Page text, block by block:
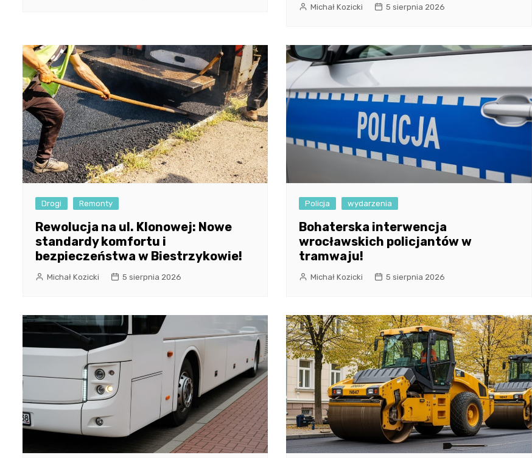
Michał Kozicki 5 sierpnia 2026
Drogi Remonty
Rewolucja na ul. Klonowej: Nowe
standardy komfortu i
bezpieczeństwa w Biestrzykowie!
Michał Kozicki 5 sierpnia 2026
Policja wydarzenia
Bohaterska interwencja
wrocławskich policjantów w
tramwaju!
Michał Kozicki 5 sierpnia 2026